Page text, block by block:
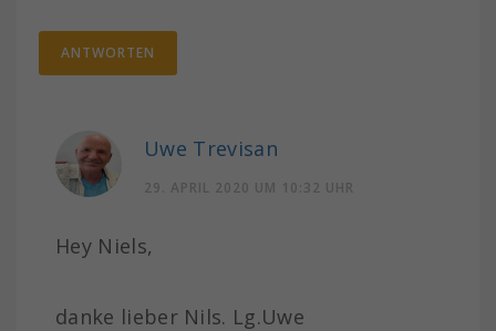
ANTWORTEN
Uwe Trevisan
29. APRIL 2020 UM 10:32 UHR
Hey Niels,
danke lieber Nils. Lg.Uwe